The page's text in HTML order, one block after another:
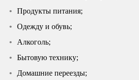
Продукты питания;
Одежду и обувь;
Алкоголь;
Бытовую технику;
Домашние переезды;